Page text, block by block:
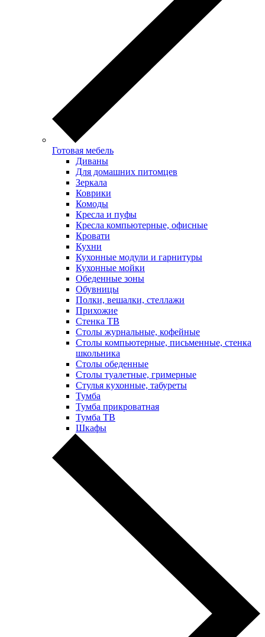
Готовая мебель
Диваны
Для домашних питомцев
Зеркала
Коврики
Комоды
Кресла и пуфы
Кресла компьютерные, офисные
Кровати
Кухни
Кухонные модули и гарнитуры
Кухонные мойки
Обеденные зоны
Обувницы
Полки, вешалки, стеллажи
Прихожие
Стенка ТВ
Столы журнальные, кофейные
Столы компьютерные, письменные, стенка
школьника
Столы обеденные
Столы туалетные, гримерные
Стулья кухонные, табуреты
Тумба
Тумба прикроватная
Тумба ТВ
Шкафы